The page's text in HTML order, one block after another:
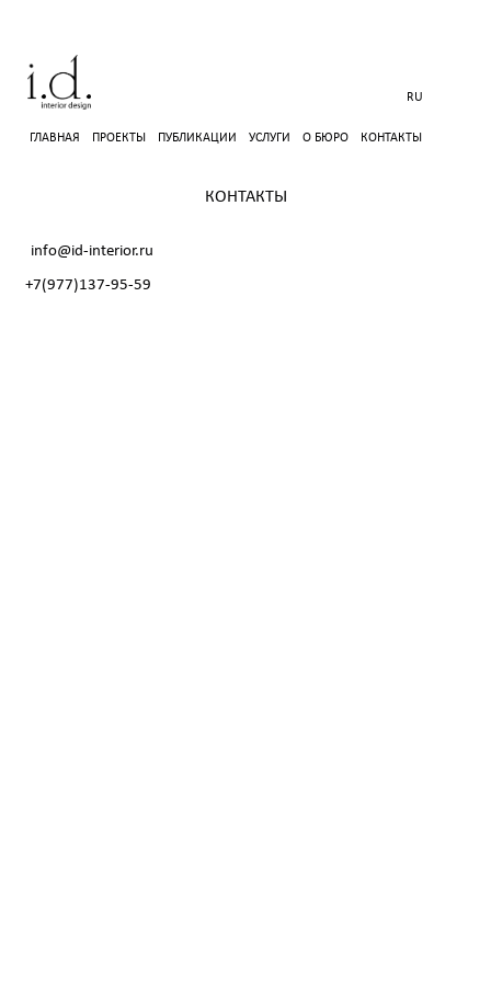
ГЛАВНАЯ ПРОЕКТЫ ПУБЛИКАЦИИ УСЛУГИ О БЮРО КОНТАКТЫ
RU
КОНТАКТЫ
info@id-interior.ru
+7(977)137-95-59